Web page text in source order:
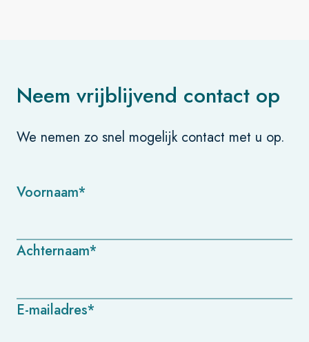
Neem vrijblijvend contact op
We nemen zo snel mogelijk contact met u op.
Voornaam*
Achternaam*
E-mailadres*